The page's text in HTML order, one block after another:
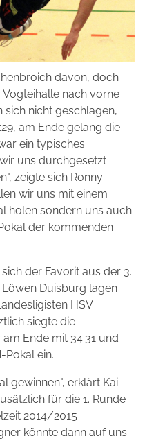
davon, doch
nach vorne
sich nicht geschlagen,
am Ende gelang die
ein typisches
uns durchgesetzt
zeigte sich Ronny
wir uns mit einem
holen sondern uns auch
der kommenden
der Favorit aus der 3.
Löwen Duisburg lagen
HSV
siegte die
Ende mit 34:31 und
Pokal ein.
gewinnen", erklärt Kai
für die 1. Runde
2014/2015
könnte dann auf uns